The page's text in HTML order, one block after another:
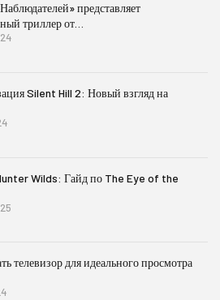
представляет
триллер от…
Silent Hill 2: Новый взгляд на
Wilds: Гайд по The Eye of the
телевизор для идеального просмотра